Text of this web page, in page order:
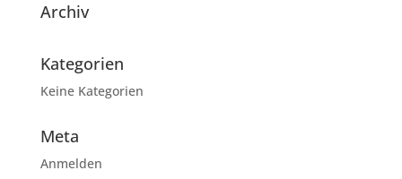
Archiv
Kategorien
Keine Kategorien
Meta
Anmelden